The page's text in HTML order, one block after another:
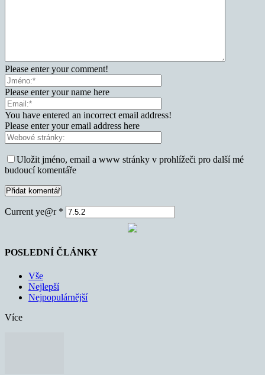
Please enter your comment!
Please enter your name here
You have entered an incorrect email address!
Please enter your email address here
Uložit jméno, email a www stránky v prohlížeči pro další mé
budoucí komentáře
Current ye@r *
POSLEDNÍ ČLÁNKY
Vše
Nejlepší
Nejpopulárnější
Více